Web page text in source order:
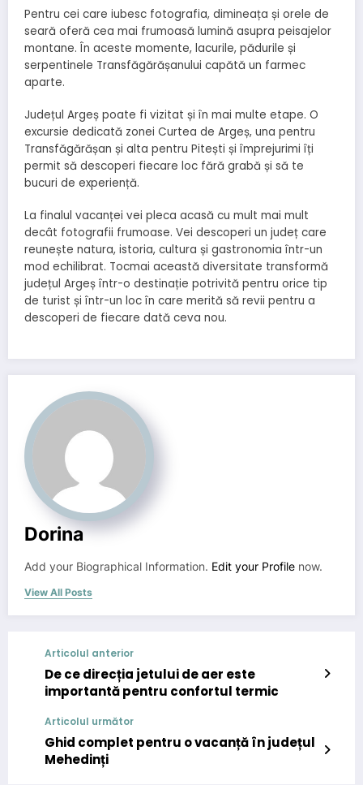
Pentru cei care iubesc fotografia, dimineața și orele de
seară oferă cea mai frumoasă lumină asupra peisajelor
montane. În aceste momente, lacurile, pădurile și
serpentinele Transfăgărășanului capătă un farmec
aparte.
Județul Argeș poate fi vizitat și în mai multe etape. O
excursie dedicată zonei Curtea de Argeș, una pentru
Transfăgărășan și alta pentru Pitești și împrejurimi îți
permit să descoperi fiecare loc fără grabă și să te
bucuri de experiență.
La finalul vacanței vei pleca acasă cu mult mai mult
decât fotografii frumoase. Vei descoperi un județ care
reunește natura, istoria, cultura și gastronomia într-un
mod echilibrat. Tocmai această diversitate transformă
județul Argeș într-o destinație potrivită pentru orice tip
de turist și într-un loc în care merită să revii pentru a
descoperi de fiecare dată ceva nou.
Dorina
Add your Biographical Information. Edit your Profile now.
View All Posts
Articolul anterior
De ce direcția jetului de aer este
importantă pentru confortul termic
Articolul următor
Ghid complet pentru o vacanță în județul
Mehedinți